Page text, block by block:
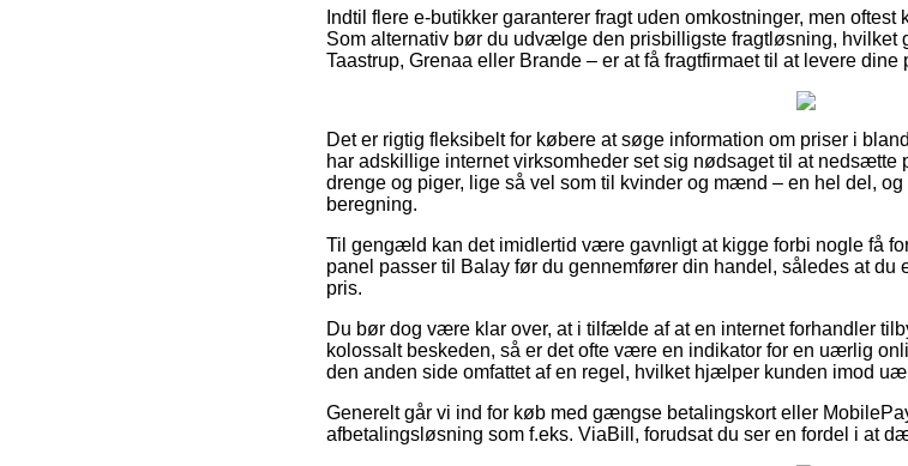
Indtil flere e-butikker garanterer fragt uden omkostninger, men
Som alternativ bør du udvælge den prisbilligste fragtløsning, hvilket
Taastrup, Grenaa eller Brande – er at få fragtfirmaet til at levere
Det er rigtig fleksibelt for købere at søge information om priser i
har adskillige internet virksomheder set sig nødsaget til at nedsætte
drenge og piger, lige så vel som til kvinder og mænd – en hel del,
beregning.
Til gengæld kan det imidlertid være gavnligt at kigge forbi nogle få
panel passer til Balay før du gennemfører din handel, således at du
pris.
Du bør dog være klar over, at i tilfælde af at en internet forhandler
kolossalt beskeden, så er det ofte være en indikator for en uærlig
den anden side omfattet af en regel, hvilket hjælper kunden imod
Generelt går vi ind for køb med gængse betalingskort eller
afbetalingsløsning som f.eks. ViaBill, forudsat du ser en fordel i at